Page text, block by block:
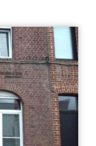
Dépôt de garantie
870€ - MDT